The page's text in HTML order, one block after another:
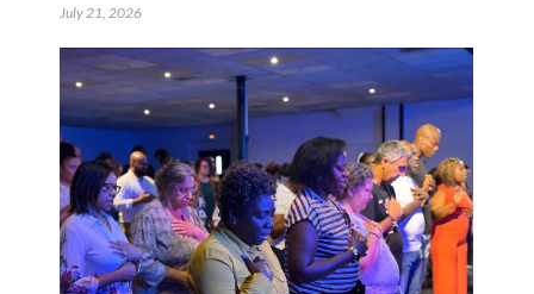
July 21, 2026